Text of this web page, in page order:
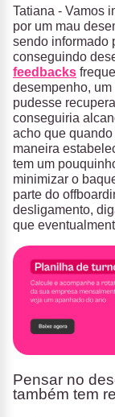
Tatiana - Vamos
por um mau
sendo informado
conseguindo
feedbacks
desempenho,
pudesse
conseguiria
acho que
maneira
tem um
minimizar o
parte do
desligamento,
que
Pensar no
também tem